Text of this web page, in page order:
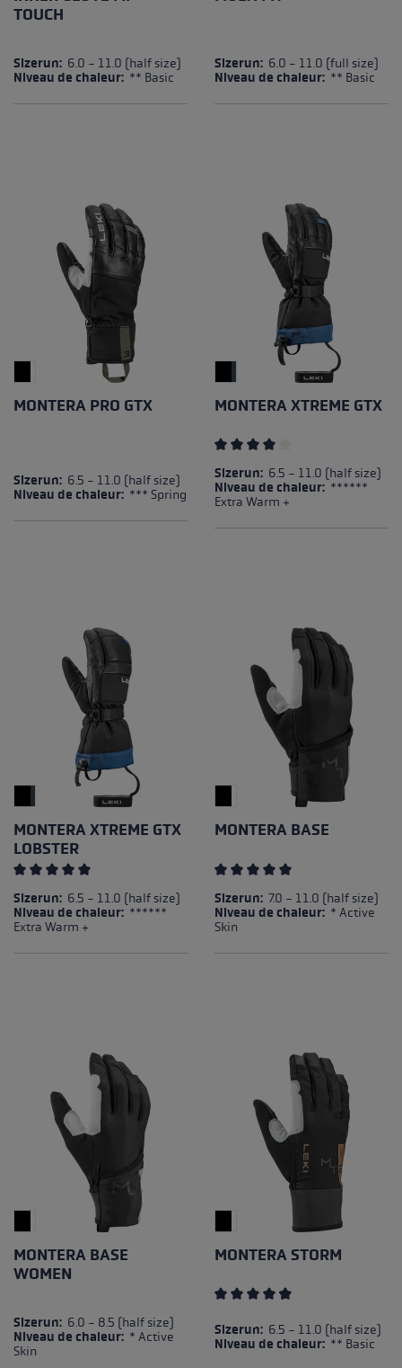
TOUCH
Sizerun: 6.0 - 11.0 (half size)
Niveau de chaleur: ** Basic
Sizerun: 6.0 - 11.0 (full size)
Niveau de chaleur: ** Basic
MONTERA PRO GTX
Sizerun: 6.5 - 11.0 (half size)
Niveau de chaleur: *** Spring
MONTERA XTREME GTX
Note moyenne de 4 sur 5
Sizerun: 6.5 - 11.0 (half size)
Niveau de chaleur: ******
Extra Warm +
MONTERA XTREME GTX
LOBSTER
Note moyenne de 5 sur 5 étoiles
Sizerun: 6.5 - 11.0 (half size)
Niveau de chaleur: ******
Extra Warm +
MONTERA BASE
Note moyenne de 5 sur 5
Sizerun: 7.0 - 11.0 (half size)
Niveau de chaleur: * Active
Skin
MONTERA BASE
WOMEN
Sizerun: 6.0 - 8.5 (half size)
Niveau de chaleur: * Active
Skin
MONTERA STORM
Sizerun: 6.5 - 11.0 (half size)
Niveau de chaleur: ** Basic